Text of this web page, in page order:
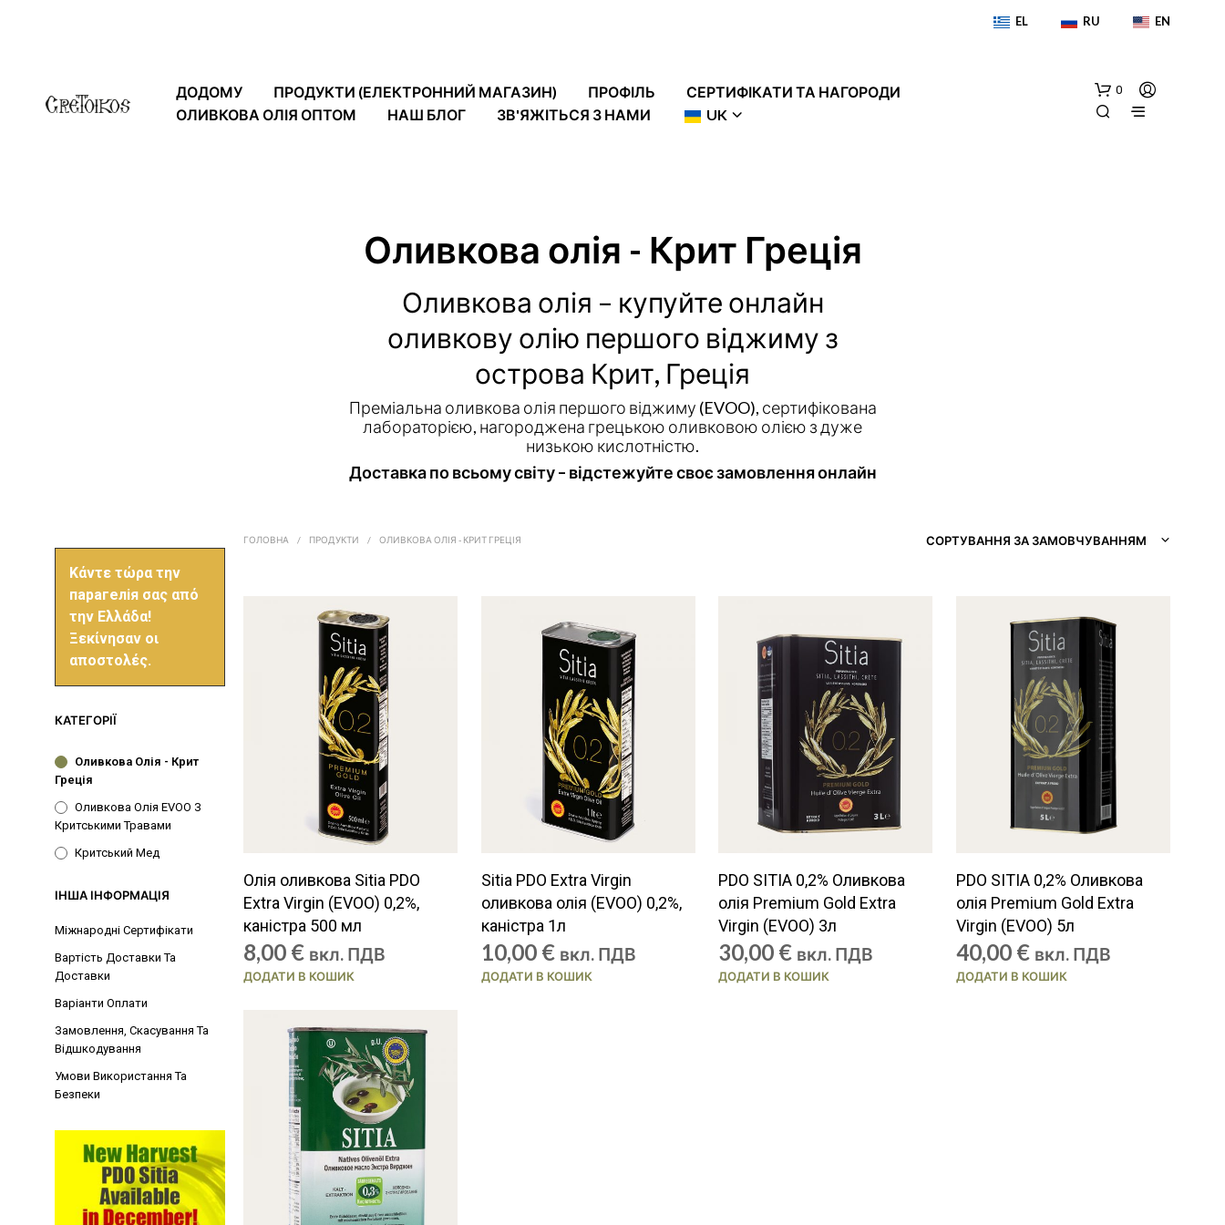
EL RU EN
ДОДОМУ ПРОДУКТИ (ЕЛЕКТРОННИЙ МАГАЗИН) ПРОФІЛЬ
СЕРТИФІКАТИ ТА НАГОРОДИ
ОЛИВКОВА ОЛІЯ ОПТОМ
НАШ БЛОГ ЗВ'ЯЖІТЬСЯ З НАМИ UK
0
В
Оливкова олія - Крит Греція
Оливкова олія – купуйте онлайн
оливкову олію першого віджиму з
острова Крит, Греція
Преміальна оливкова олія першого віджиму (EVOO), сертифікована
лабораторією, нагороджена грецькою оливковою олією з дуже
низькою кислотністю.
Доставка по всьому світу – відстежуйте своє замовлення онлайн
Κάντε τώρα την
парагелія σας από
την Ελλάδα!
Ξεκίνησαν οι
αποστολές.
КАТЕГОРІЇ
Оливкова Олія - Крит
Греція
Оливкова Олія EVOO З
Критськими Травами
Критський Мед
ІНША ІНФОРМАЦІЯ
Міжнародні Сертифікати
Вартість Доставки Та
Доставки
Варіанти Оплати
Замовлення, Скасування Та
Відшкодування
Умови Використання Та
Безпеки
ГОЛОВНА / ПРОДУКТИ / ОЛИВКОВА ОЛІЯ - КРИТ ГРЕЦІЯ СОРТУВАННЯ ЗА ЗАМОВЧУВАННЯМ
Олія оливкова Sitia PDO
Extra Virgin (EVOO) 0,2%,
каністра 500 мл
8,00 € вкл. ПДВ
ДОДАТИ В КОШИК
Sitia PDO Extra Virgin
оливкова олія (EVOO) 0,2%,
каністра 1л
10,00 € вкл. ПДВ
ДОДАТИ В КОШИК
PDO SITIA 0,2% Оливкова
олія Premium Gold Extra
Virgin (EVOO) 3л
30,00 € вкл. ПДВ
ДОДАТИ В КОШИК
PDO SITIA 0,2% Оливкова
олія Premium Gold Extra
Virgin (EVOO) 5л
40,00 € вкл. ПДВ
ДОДАТИ В КОШИК